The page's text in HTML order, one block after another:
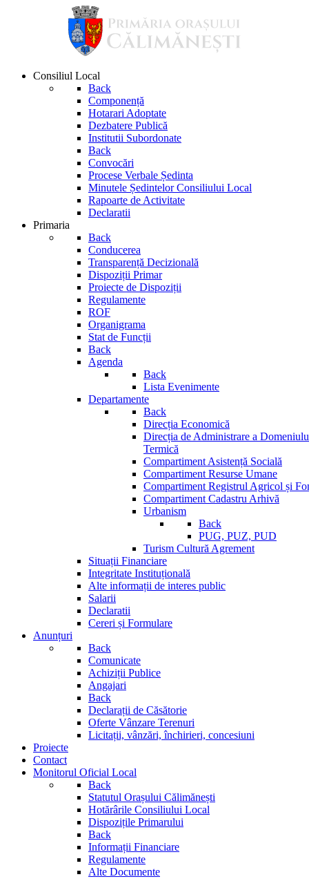
Consiliul Local
Back
Componență
Hotarari Adoptate
Dezbatere Publică
Institutii Subordonate
Back
Convocări
Procese Verbale Ședinta
Minutele Ședintelor Consiliului Local
Rapoarte de Activitate
Declaratii
Primaria
Back
Conducerea
Transparență Decizională
Dispoziții Primar
Proiecte de Dispoziții
Regulamente
ROF
Organigrama
Stat de Funcții
Back
Agenda
Back
Lista Evenimente
Departamente
Back
Direcția Economică
Direcția de Administrare a
Termică
Compartiment Asistență Socială
Compartiment Resurse Umane
Compartiment Registrul Agricol și
Compartiment Cadastru Arhivă
Urbanism
Back
PUG, PUZ, PUD
Turism Cultură Agrement
Situații Financiare
Integritate Instituțională
Alte informații de interes public
Salarii
Declaratii
Cereri și Formulare
Anunțuri
Back
Comunicate
Achiziții Publice
Angajari
Back
Declarații de Căsătorie
Oferte Vânzare Terenuri
Licitații, vânzări, închirieri, concesiuni
Proiecte
Contact
Monitorul Oficial Local
Back
Statutul Orașului Călimănești
Hotărârile Consiliului Local
Dispozițile Primarului
Back
Informații Financiare
Regulamente
Alte Documente